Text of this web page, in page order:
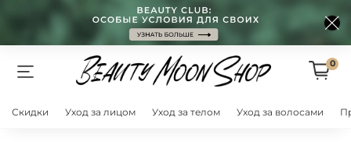
0
Скидки Уход за лицом Уход за телом Уход за волосами